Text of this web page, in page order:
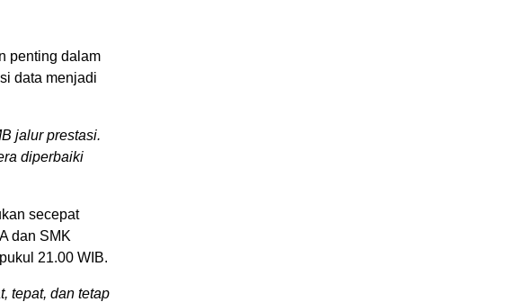
penting dalam
data menjadi
jalur prestasi.
diperbaiki
secepat
dan SMK
21.00 WIB.
tepat, dan tetap